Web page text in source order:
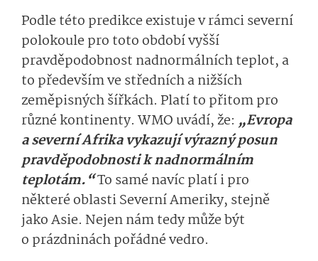
Podle této predikce existuje v rámci severní
polokoule pro toto období vyšší
pravděpodobnost nadnormálních teplot, a
to především ve středních a nižších
zeměpisných šířkách. Platí to přitom pro
různé kontinenty. WMO uvádí, že: „Evropa
a severní Afrika vykazují výrazný posun
pravděpodobnosti k nadnormálním
teplotám.“To samé navíc platí i pro
některé oblasti Severní Ameriky, stejně
jako Asie. Nejen nám tedy může být
o prázdninách pořádné vedro.